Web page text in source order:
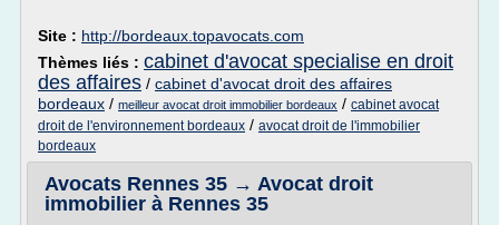
Site : http://bordeaux.topavocats.com
Thèmes liés : cabinet d'avocat specialise en droit
des affaires / cabinet d'avocat droit des affaires
bordeaux / meilleur avocat droit immobilier bordeaux / cabinet avocat
droit de l'environnement bordeaux / avocat droit de l'immobilier
bordeaux
Avocats Rennes 35 → Avocat droit
immobilier à Rennes 35